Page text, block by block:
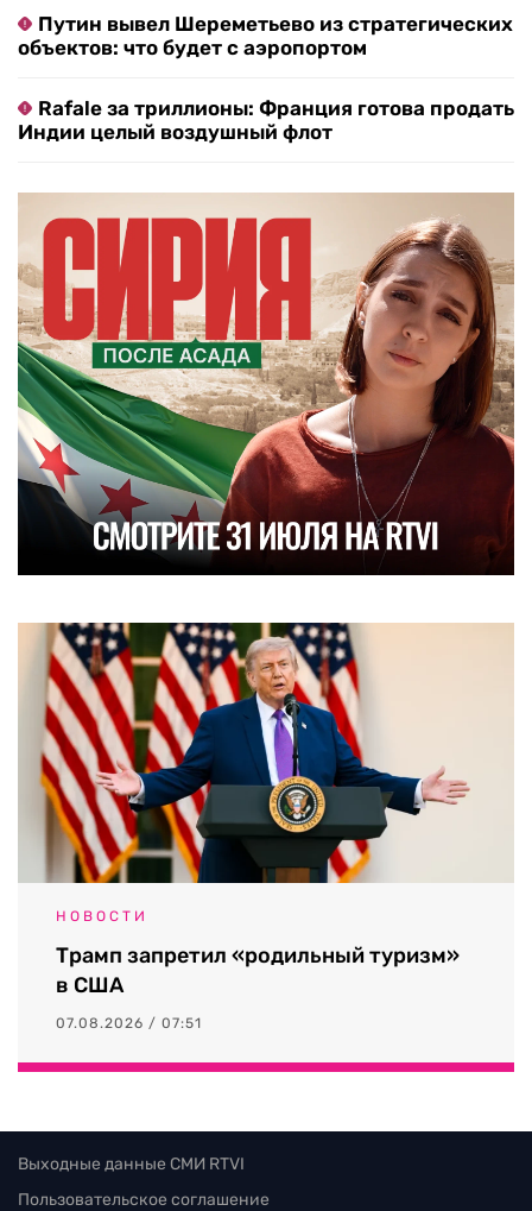
Путин вывел Шереметьево из стратегических
объектов: что будет с аэропортом
Rafale за триллионы: Франция готова продать
Индии целый воздушный флот
НОВОСТИ
Трамп запретил «родильный туризм»
в США
07.08.2026 / 07:51
Выходные данные СМИ RTVI
Пользовательское соглашение